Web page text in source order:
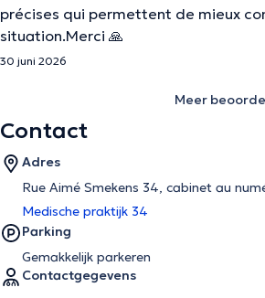
précises qui permettent de mieux
situation.Merci 🙏
30 juni 2026
Meer
Contact
Adres
Rue Aimé Smekens 34, cabinet au
Medische praktijk 34
Parking
Gemakkelijk parkeren
Contactgegevens